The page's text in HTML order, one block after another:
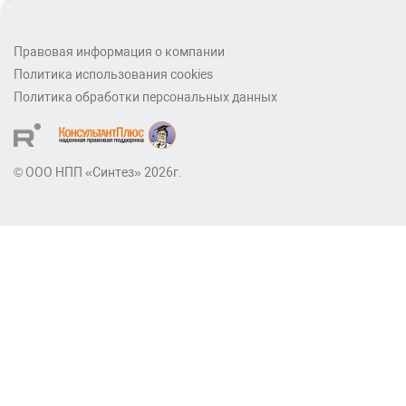
Правовая информация о компании
Политика использования cookies
Политика обработки персональных данных
© ООО НПП «Синтез» 2026г.